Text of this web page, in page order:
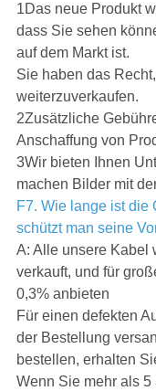
1Das neue Produkt
dass Sie sehen
auf dem Markt ist.
Sie haben das
weiterzuverkaufen.
2Zusätzliche
Anschaffung von
3Wir bieten Ihnen
machen Bilder mit
F7. Wie lange ist die
schützt man seine
A: Alle unsere Kabel
verkauft, und für
0,3% anbieten
Für einen defekten
der Bestellung
bestellen, erhalten
Wenn Sie mehr als 5